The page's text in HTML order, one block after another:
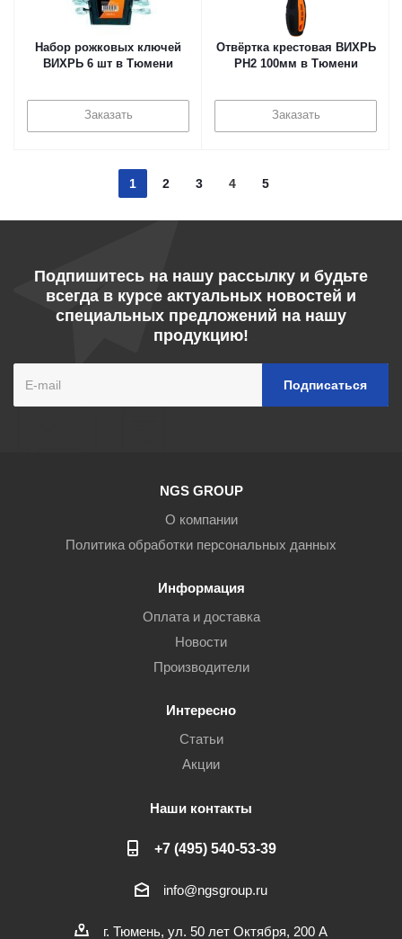
Набор рожковых ключей
ВИХРЬ 6 шт в Тюмени
Заказать
Отвёртка крестовая ВИХРЬ
PH2 100мм в Тюмени
Заказать
1 2 3 4 5
Подпишитесь на нашу рассылку и будьте
всегда в курсе актуальных новостей и
специальных предложений на нашу
продукцию!
NGS GROUP
О компании
Политика обработки персональных данных
Информация
Оплата и доставка
Новости
Производители
Интересно
Статьи
Акции
Наши контакты
+7 (495) 540-53-39
info@ngsgroup.ru
г. Тюмень, ул. 50 лет Октября, 200 А